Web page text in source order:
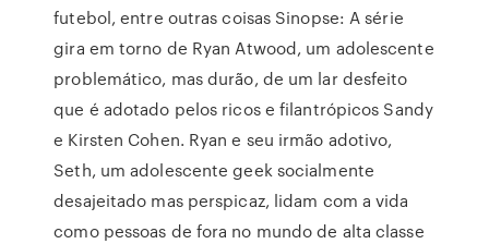
futebol, entre outras coisas Sinopse: A série
gira em torno de Ryan Atwood, um adolescente
problemático, mas durão, de um lar desfeito
que é adotado pelos ricos e filantrópicos Sandy
e Kirsten Cohen. Ryan e seu irmão adotivo,
Seth, um adolescente geek socialmente
desajeitado mas perspicaz, lidam com a vida
como pessoas de fora no mundo de alta classe